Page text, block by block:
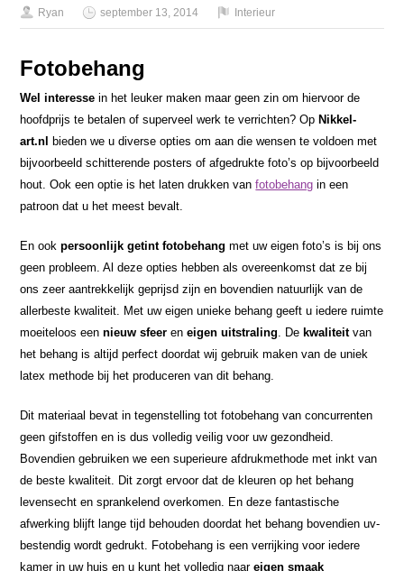
Ryan september 13, 2014 Interieur
Fotobehang
Wel interesse in het leuker maken maar geen zin om hiervoor de
hoofdprijs te betalen of superveel werk te verrichten? Op Nikkel-
art.nl
bieden we u diverse opties om aan die wensen te voldoen met
bijvoorbeeld schitterende posters of afgedrukte foto’s op bijvoorbeeld
hout. Ook een optie is het laten drukken vanfotobehang in een
patroon dat u het meest bevalt.
En ookpersoonlijk getint fotobehang met uw eigen foto’s is bij ons
geen probleem. Al deze opties hebben als overeenkomst dat ze bij
ons zeer aantrekkelijk geprijsd zijn en bovendien natuurlijk van de
allerbeste kwaliteit. Met uw eigen unieke behang geeft u iedere ruimte
moeiteloos een nieuw sfeer eneigen uitstraling. De kwaliteitvan
het behang is altijd perfect doordat wij gebruik maken van de uniek
latex methode bij het produceren van dit behang.
Dit materiaal bevat in tegenstelling tot fotobehang van concurrenten
geen gifstoffen en is dus volledig veilig voor uw gezondheid.
Bovendien gebruiken we een superieure afdrukmethode met inkt van
de beste kwaliteit. Dit zorgt ervoor dat de kleuren op het behang
levensecht en sprankelend overkomen. En deze fantastische
afwerking blijft lange tijd behouden doordat het behang bovendien uv-
bestendig wordt gedrukt. Fotobehang is een verrijking voor iedere
kamer in uw huis en u kunt het volledig naareigen smaak